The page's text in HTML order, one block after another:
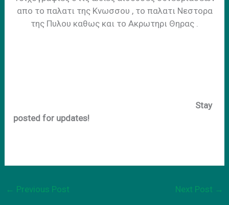
απο το παλατι της Κνωσσου , το παλατι Νεστορα
της Πυλου καθως και το Ακρωτηρι Θηρας .
Stay
posted for updates!
← Previous Post Next Post →